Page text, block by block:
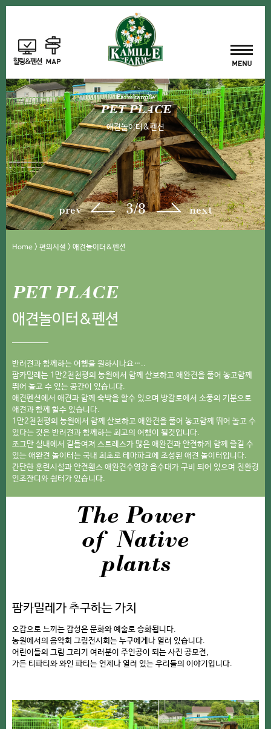
Farmkamille
PET PLACE
애견놀이터&펜션
prev 3/8 next
Home > 편의시설 > 애견놀이터&펜션
PET PLACE
애견놀이터&펜션
반려견과 함께하는 여행을 원하시나요…..
팜카밀레는 1만2천천평의 농원에서 함께 산보하고 애완견을 풀어 놓고함께
뛰어 놀고 수 있는 공간이 있습니다.
애견펜션에서 애견과 함께 숙박을 할수 있으며 방갈로에서 소풍의 기분으로
애견과 함께 할수 있습니다.
1만2천천평의 농원에서 함께 산보하고 애완견을 풀어 놓고함께 뛰어 놀고 수
있다는 것은 반려견과 함께하는 최고의 여행이 될것입니다.
조그만 실내에서 길들여져 스트레스가 많은 애완견과 안전하게 함께 즐길 수
있는 애완견 놀이터는 국내 최초로 테마파크에 조성된 애견 놀이터입니다.
간단한 훈련시설과 안전휀스 애완견수영장 음수대가 구비 되어 있으며 친환경
인조잔디와 쉼터가 있습니다.
The Power
of Native
plants
팜카밀레가 추구하는 가치
오감으로 느끼는 감성은 문화와 예술로 승화됩니다.
농원에서의 음악회 그림전시회는 누구에게나 열려 있습니다.
어린이들의 그림 그리기 여러분이 주인공이 되는 사진 공모전,
가든 티파티와 와인 파티는 언제나 열려 있는 우리들의 이야기입니다.